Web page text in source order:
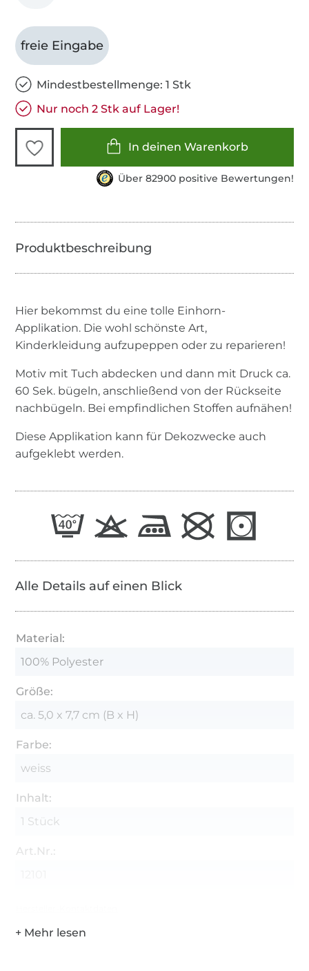
freie Eingabe
Mindestbestellmenge: 1 Stk
Nur noch 2 Stk auf Lager!
In deinen Warenkorb
Über 82900 positive Bewertungen!
Hier bekommst du eine tolle Einhorn-
Applikation. Die wohl schönste Art,
Kinderkleidung aufzupeppen oder zu reparieren!
Motiv mit Tuch abdecken und dann mit Druck ca.
60 Sek. bügeln, anschließend von der Rückseite
nachbügeln. Bei empfindlichen Stoffen aufnähen!
Diese Applikation kann für Dekozwecke auch
aufgeklebt werden.
Alle Details auf einen Blick
Material:
100% Polyester
Größe:
ca. 5,0 x 7,7 cm (B x H)
Farbe:
weiss
Inhalt:
1 Stück
Art.Nr.: